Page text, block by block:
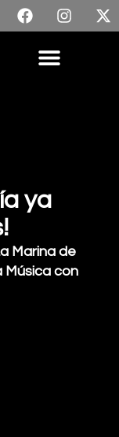
ya
Marina de
Música con